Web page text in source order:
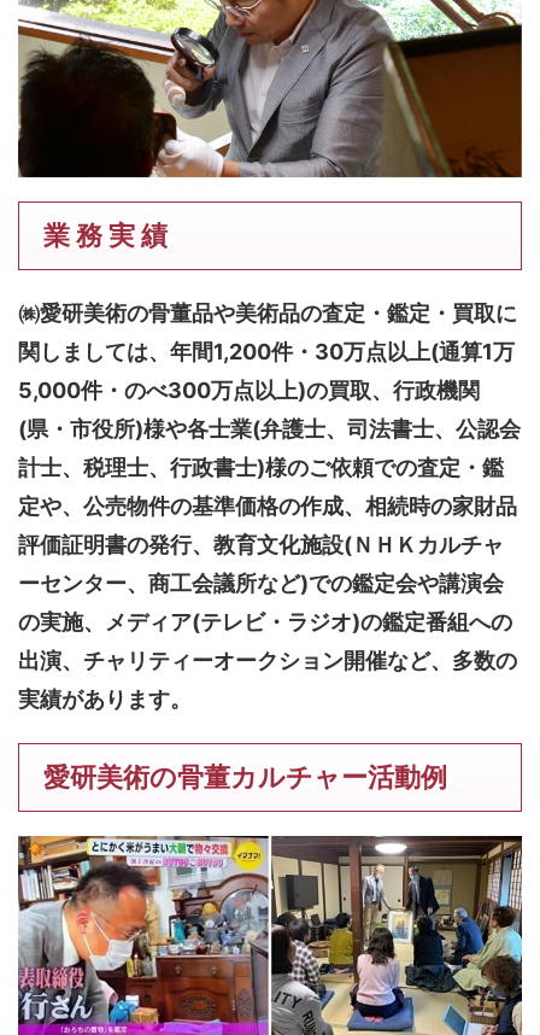
業 務 実 績
㈱愛研美術の骨董品や美術品の査定・鑑定・買取に
関しましては、 年間1,200件・30万点以上(通算1万
5,000件・のべ300万点以上)の買取、行政機関
(県・市役所)様や各士業(弁護士、司法書士、公認会
計士、税理士、行政書士)様のご依頼での査定・鑑
定や、公売物件の基準価格の作成、相続時の家財品
評価証明書の発行、教育文化施設(ＮＨＫカルチャ
ーセンター、商工会議所など)での鑑定会や講演会
の実施、メディア(テレビ・ラジオ)の鑑定番組への
出演、チャリティーオークション開催など、多数の
実績があります。
愛研美術の骨董カルチャー活動例